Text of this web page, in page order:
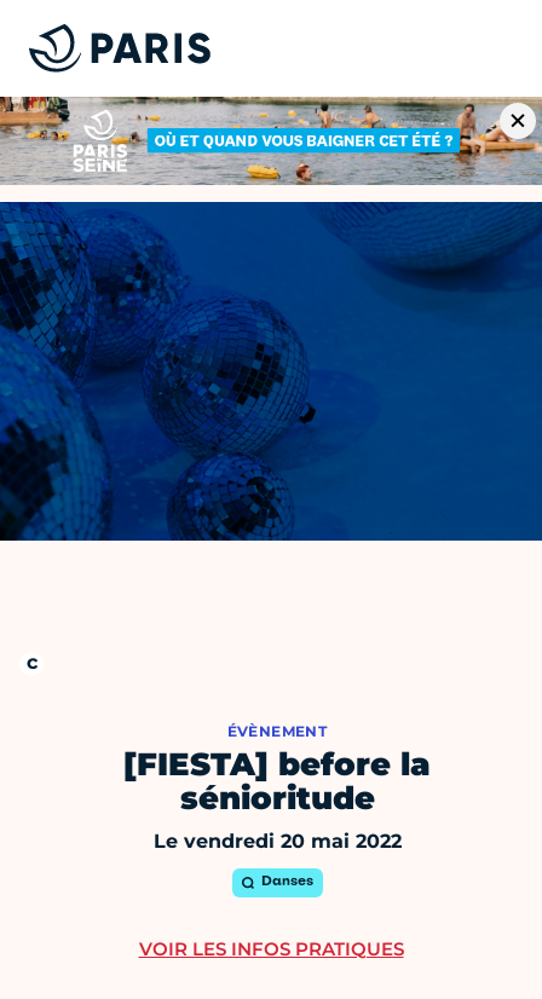
ÉVÈNEMENT
[FIESTA] before la
sénioritude
Le vendredi 20 mai 2022
Danses
VOIR LES INFOS PRATIQUES